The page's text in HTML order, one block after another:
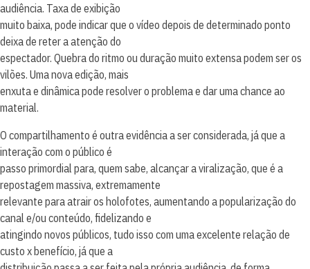
audiência. Taxa de exibição
muito baixa, pode indicar que o vídeo depois de determinado ponto
deixa de reter a atenção do
espectador. Quebra do ritmo ou duração muito extensa podem ser os
vilões. Uma nova edição, mais
enxuta e dinâmica pode resolver o problema e dar uma chance ao
material.
O compartilhamento é outra evidência a ser considerada, já que a
interação com o público é
passo primordial para, quem sabe, alcançar a viralização, que é a
repostagem massiva, extremamente
relevante para atrair os holofotes, aumentando a popularização do
canal e/ou conteúdo, fidelizando e
atingindo novos públicos, tudo isso com uma excelente relação de
custo x benefício, já que a